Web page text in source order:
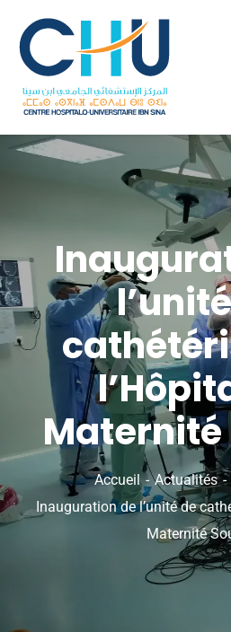
Maternité
Accueil Actualités
Inauguration de l’unité de
Maternité